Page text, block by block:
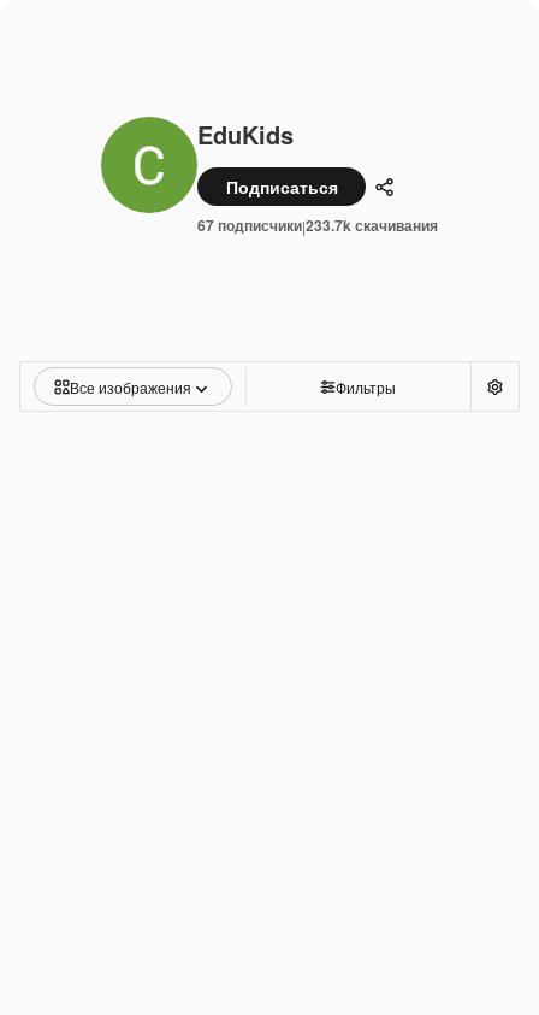
EduKids
Подписаться Поделиться
67 подписчики|233.7k скачивания
Все изображения Фильтры